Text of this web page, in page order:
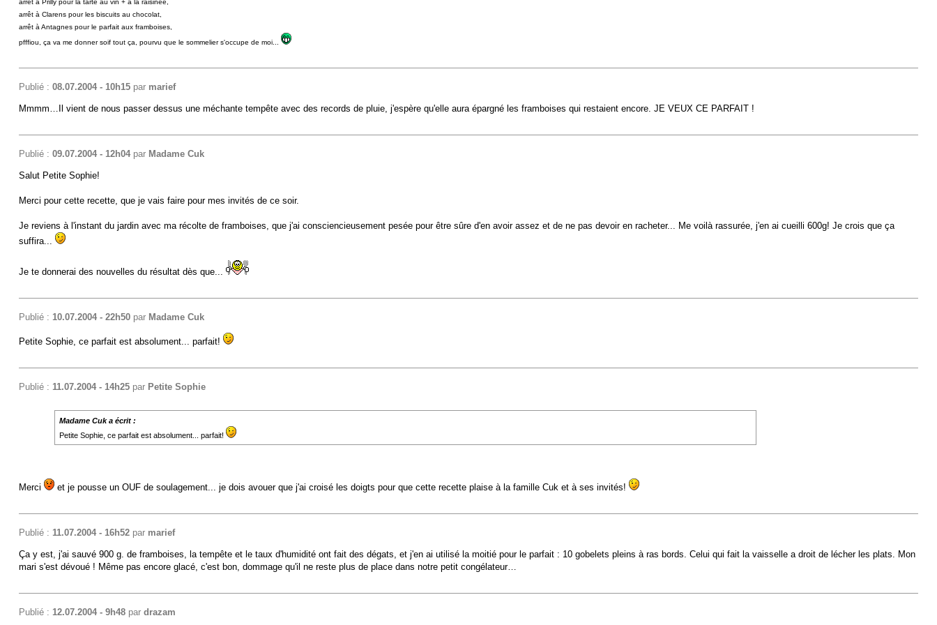
arrêt à Prilly pour la tarte au vin + à la raisinée,
arrêt à Clarens pour les biscuits au chocolat,
arrêt à Antagnes pour le parfait aux framboises,
pfffiou, ça va me donner soif tout ça, pourvu que le sommelier s'occupe de moi...
Publié : 08.07.2004 - 10h15par marief
Mmmm…Il vient de nous passer dessus une méchante tempête avec des records de pluie, j'espère qu'elle aura épargné les framboises qui restaient encore. JE VEUX CE PARFAIT !
Publié : 09.07.2004 - 12h04par Madame Cuk
Salut Petite Sophie!
Merci pour cette recette, que je vais faire pour mes invités de ce soir.
Je reviens à l'instant du jardin avec ma récolte de framboises, que j'ai consciencieusement pesée pour être sûre d'en avoir assez et de ne pas devoir en racheter... Me voilà rassurée, j'en ai cueilli 600g! Je crois que ça
suffira...
Je te donnerai des nouvelles du résultat dès que...
Publié : 10.07.2004 - 22h50par Madame Cuk
Petite Sophie, ce parfait est absolument... parfait!
Publié : 11.07.2004 - 14h25par Petite Sophie
Madame Cuk a écrit :
Petite Sophie, ce parfait est absolument... parfait!
Merci et je pousse un OUF de soulagement... je dois avouer que j'ai croisé les doigts pour que cette recette plaise à la famille Cuk et à ses invités!
Publié : 11.07.2004 - 16h52par marief
Ça y est, j'ai sauvé 900 g. de framboises, la tempête et le taux d'humidité ont fait des dégats, et j'en ai utilisé la moitié pour le parfait : 10 gobelets pleins à ras bords. Celui qui fait la vaisselle a droit de lécher les plats. Mon
mari s'est dévoué ! Même pas encore glacé, c'est bon, dommage qu'il ne reste plus de place dans notre petit congélateur…
Publié : 12.07.2004 - 9h48par drazam